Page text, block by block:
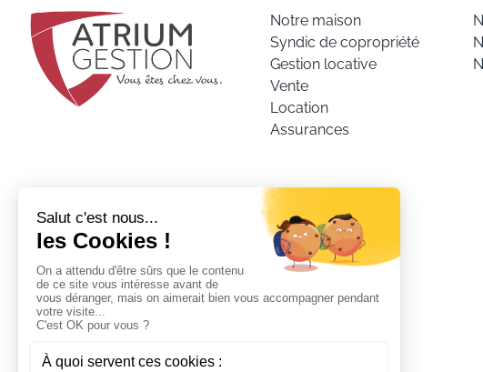
Notre maison
Syndic de copropriété
Gestion locative
Vente
Location
Assurances